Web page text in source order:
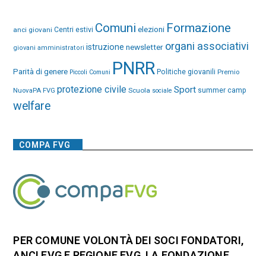
anci giovani Centri estivi Comuni elezioni Formazione
giovani amministratori istruzione newsletter organi associativi
Parità di genere Piccoli Comuni PNRR Politiche giovanili Premio
NuovaPA FVG protezione civile Scuola sociale Sport summer camp
welfare
COMPA FVG
PER COMUNE VOLONTÀ DEI SOCI FONDATORI,